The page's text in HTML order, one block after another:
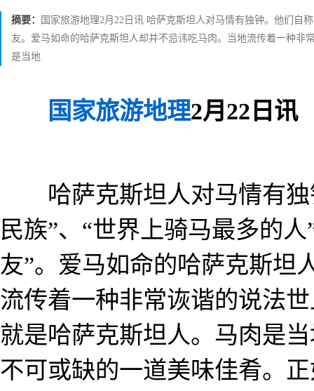
摘要：
国家旅游地理2月22日讯 哈萨克斯坦人对马情有独钟。他们自
友。爱马如命的哈萨克斯坦人却并不忌讳吃马肉。当地流传着一种
是当地
国家旅游地理2月22日讯
哈萨克斯坦人对马情有独
民族”、“世界上骑马最多的
友”。爱马如命的哈萨克斯坦
流传着一种非常诙谐的说法
就是哈萨克斯坦人。马肉是
不可或缺的一道美味佳肴。